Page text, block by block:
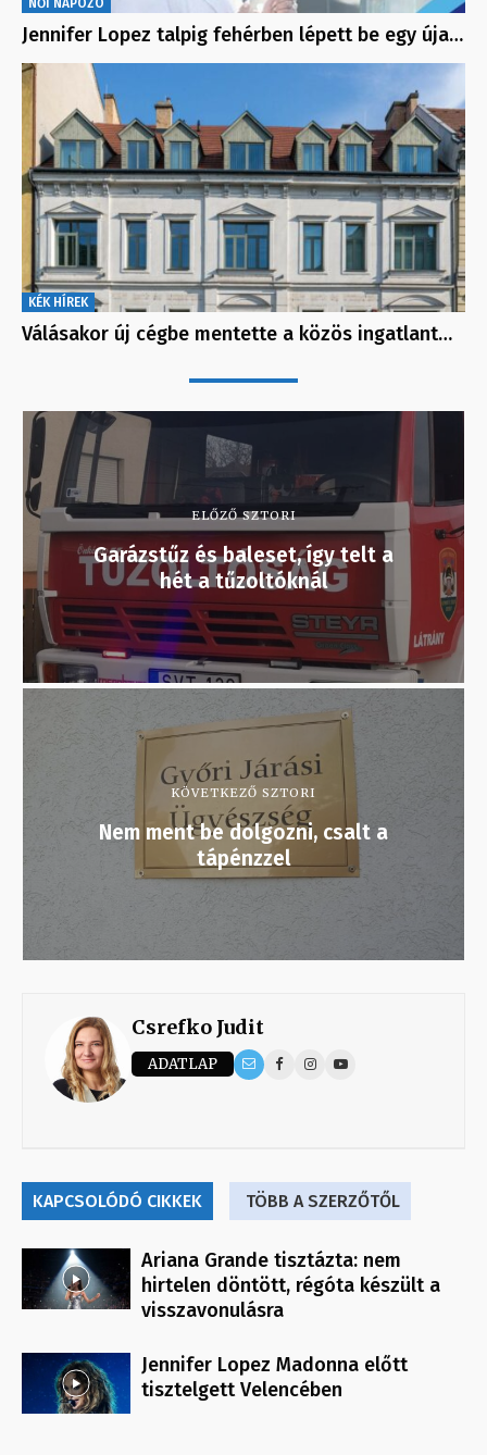
Jennifer Lopez talpig fehérben lépett be egy úja…
KÉK HÍREK
Válásakor új cégbe mentette a közös ingatlant…
ELŐZŐ SZTORI
Garázstűz és baleset, így telt a
hét a tűzoltóknál
KÖVETKEZŐ SZTORI
Nem ment be dolgozni, csalt a
tápénzzel
Csrefko Judit
ADATLAP
KAPCSOLÓDÓ CIKKEK TÖBB A SZERZŐTŐL
Ariana Grande tisztázta: nem
hirtelen döntött, régóta készült a
visszavonulásra
Jennifer Lopez Madonna előtt
tisztelgett Velencében